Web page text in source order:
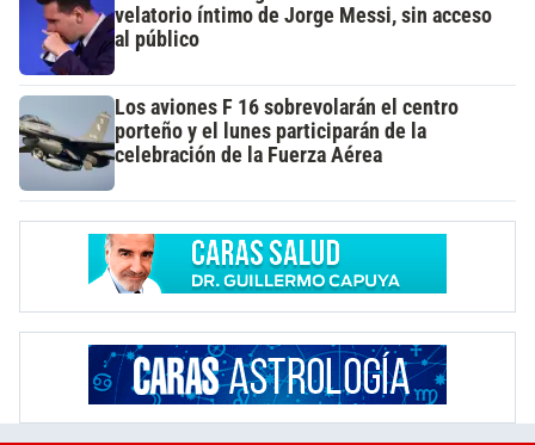
velatorio íntimo de Jorge Messi, sin acceso
al público
Los aviones F 16 sobrevolarán el centro
porteño y el lunes participarán de la
celebración de la Fuerza Aérea